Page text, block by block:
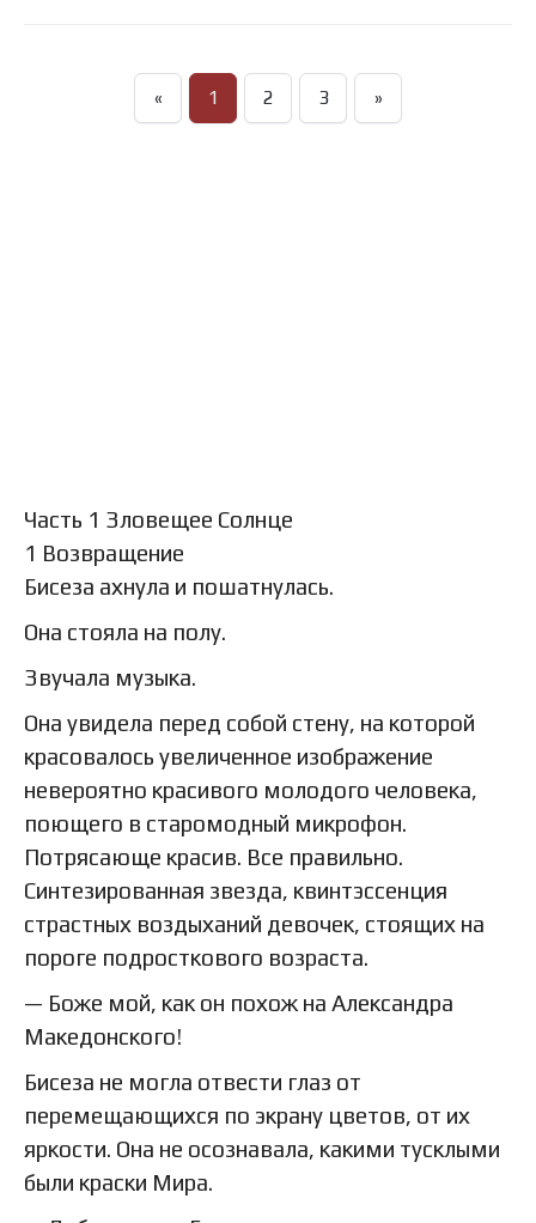
« 1 2 3 »
Часть 1 Зловещее Солнце
1 Возвращение
Бисеза ахнула и пошатнулась.
Она стояла на полу.
Звучала музыка.
Она увидела перед собой стену, на которой
красовалось увеличенное изображение
невероятно красивого молодого человека,
поющего в старомодный микрофон.
Потрясающе красив. Все правильно.
Синтезированная звезда, квинтэссенция
страстных воздыханий девочек, стоящих на
пороге подросткового возраста.
— Боже мой, как он похож на Александра
Македонского!
Бисеза не могла отвести глаз от
перемещающихся по экрану цветов, от их
яркости. Она не осознавала, какими тусклыми
были краски Мира.